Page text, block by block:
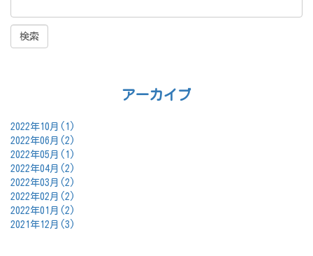
アーカイブ
2022年10月(1)
2022年06月(2)
2022年05月(1)
2022年04月(2)
2022年03月(2)
2022年02月(2)
2022年01月(2)
2021年12月(3)